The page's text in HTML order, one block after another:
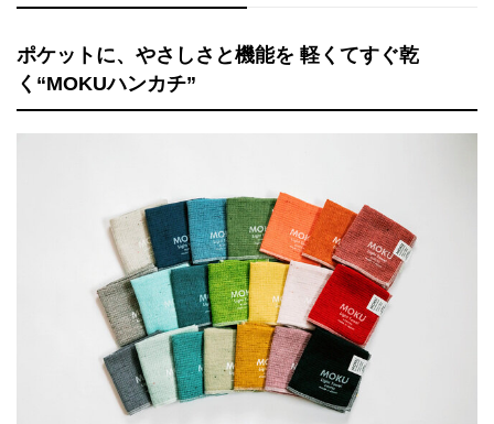
ポケットに、やさしさと機能を 軽くてすぐ乾
く“MOKUハンカチ”